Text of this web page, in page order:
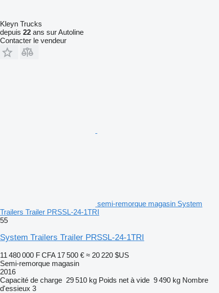
Kleyn Trucks
depuis 22 ans sur Autoline
Contacter le vendeur
semi-remorque magasin System
Trailers Trailer PRSSL-24-1TRI
55
System Trailers Trailer PRSSL-24-1TRI
11 480 000 F CFA 17 500 € ≈ 20 220 $US
Semi-remorque magasin
2016
Capacité de charge 29 510 kg Poids net à vide 9 490 kg Nombre
d'essieux 3